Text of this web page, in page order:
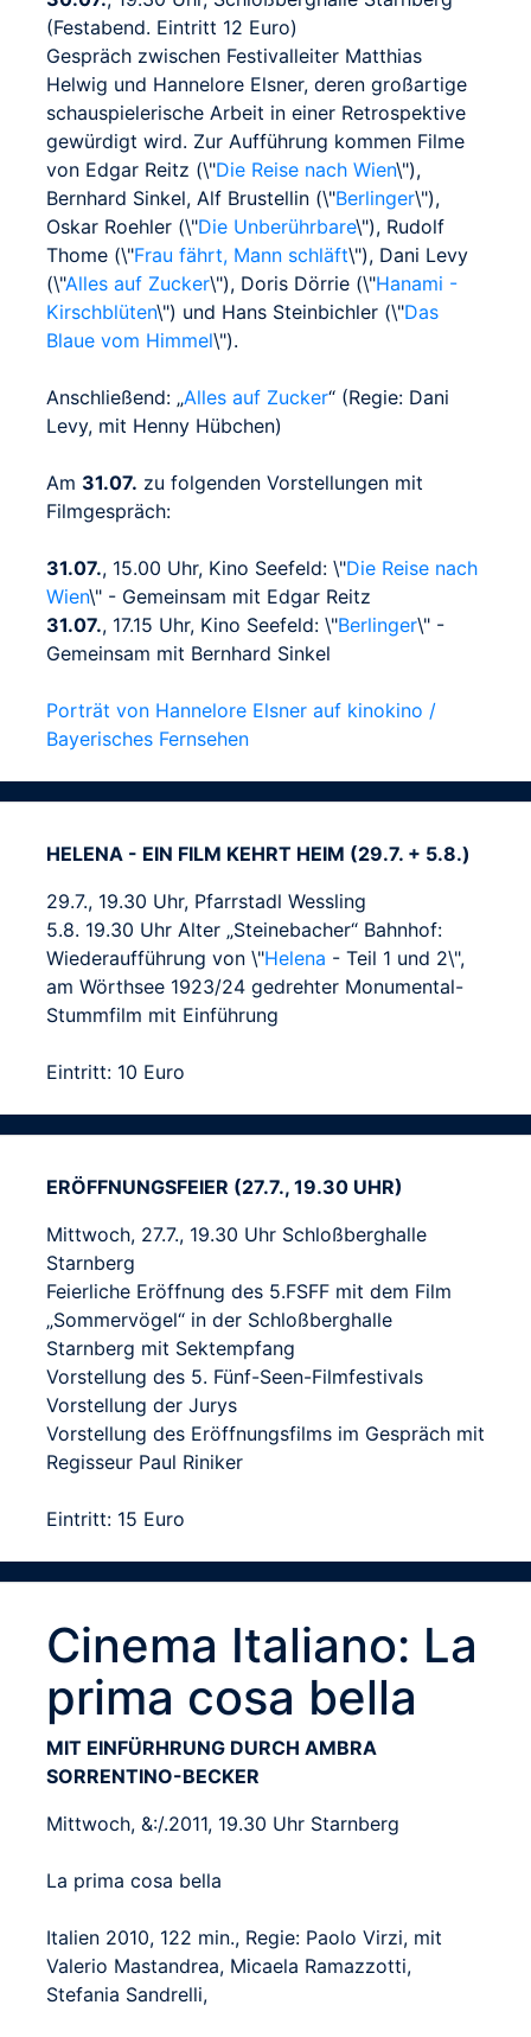
(Festabend. Eintritt 12 Euro)
Gespräch zwischen Festivalleiter Matthias
Helwig und Hannelore Elsner, deren großartige
schauspielerische Arbeit in einer Retrospektive
gewürdigt wird. Zur Aufführung kommen Filme
von Edgar Reitz (\"Die Reise nach Wien\"),
Bernhard Sinkel, Alf Brustellin (\"Berlinger\"),
Oskar Roehler (\"Die Unberührbare\"), Rudolf
Thome (\"Frau fährt, Mann schläft\"), Dani Levy
(\"Alles auf Zucker\"), Doris Dörrie (\"Hanami -
Kirschblüten\") und Hans Steinbichler (\"Das
Blaue vom Himmel\").
Anschließend: „Alles auf Zucker“ (Regie: Dani
Levy, mit Henny Hübchen)
Am 31.07. zu folgenden Vorstellungen mit
Filmgespräch:
31.07., 15.00 Uhr, Kino Seefeld: \"Die Reise nach
Wien\" - Gemeinsam mit Edgar Reitz
31.07., 17.15 Uhr, Kino Seefeld: \"Berlinger\" -
Gemeinsam mit Bernhard Sinkel
Porträt von Hannelore Elsner auf kinokino /
Bayerisches Fernsehen
HELENA - EIN FILM KEHRT HEIM (29.7. + 5.8.)
29.7., 19.30 Uhr, Pfarrstadl Wessling
5.8. 19.30 Uhr Alter „Steinebacher“ Bahnhof:
Wiederaufführung von \"Helena - Teil 1 und 2\",
am Wörthsee 1923/24 gedrehter Monumental-
Stummfilm mit Einführung
Eintritt: 10 Euro
ERÖFFNUNGSFEIER (27.7., 19.30 UHR)
Mittwoch, 27.7., 19.30 Uhr Schloßberghalle
Starnberg
Feierliche Eröffnung des 5.FSFF mit dem Film
„Sommervögel“ in der Schloßberghalle
Starnberg mit Sektempfang
Vorstellung des 5. Fünf-Seen-Filmfestivals
Vorstellung der Jurys
Vorstellung des Eröffnungsfilms im Gespräch mit
Regisseur Paul Riniker
Eintritt: 15 Euro
Cinema Italiano: La
prima cosa bella
MIT EINFÜRHRUNG DURCH AMBRA
SORRENTINO-BECKER
Mittwoch, &:/.2011, 19.30 Uhr Starnberg
La prima cosa bella
Italien 2010, 122 min., Regie: Paolo Virzi, mit
Valerio Mastandrea, Micaela Ramazzotti,
Stefania Sandrelli,